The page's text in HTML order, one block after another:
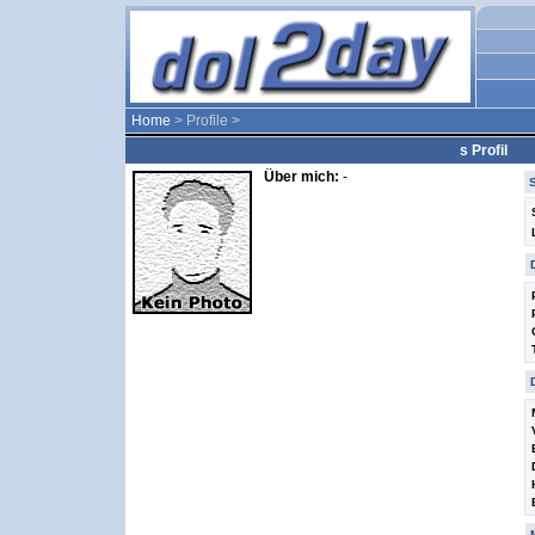
Home > Profile >
s Profil
Über mich: -